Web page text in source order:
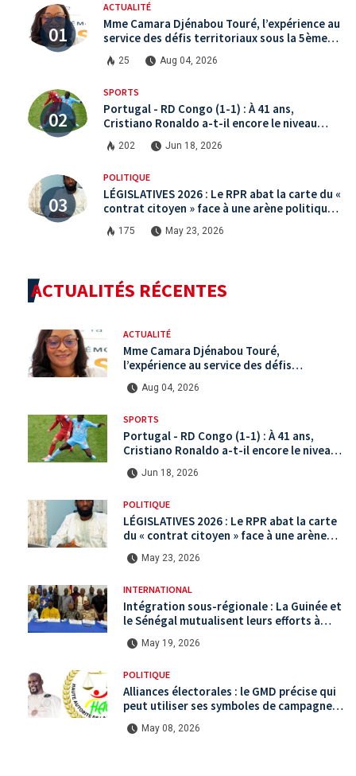
ACTUALITÉ
Mme Camara Djénabou Touré, l’expérience au
service des défis territoriaux sous la 5ème
République
25 Aug 04, 2026
SPORTS
Portugal - RD Congo (1-1) : À 41 ans,
Cristiano Ronaldo a-t-il encore le niveau
international ?
202 Jun 18, 2026
POLITIQUE
LÉGISLATIVES 2026 : Le RPR abat la carte du «
contrat citoyen » face à une arène politique
saturée.
175 May 23, 2026
ACTUALITÉS RÉCENTES
ACTUALITÉ
Mme Camara Djénabou Touré,
l’expérience au service des défis
territoriaux sous la 5ème République
Aug 04, 2026
SPORTS
Portugal - RD Congo (1-1) : À 41 ans,
Cristiano Ronaldo a-t-il encore le niveau
international ?
Jun 18, 2026
POLITIQUE
LÉGISLATIVES 2026 : Le RPR abat la carte
du « contrat citoyen » face à une arène
politique saturée.
May 23, 2026
INTERNATIONAL
Intégration sous-régionale : La Guinée et
le Sénégal mutualisent leurs efforts à
Koundara via le programme RéZo
May 19, 2026
POLITIQUE
Alliances électorales : le GMD précise qui
peut utiliser ses symboles de campagne
avant le scrutin du 31 mai
May 08, 2026